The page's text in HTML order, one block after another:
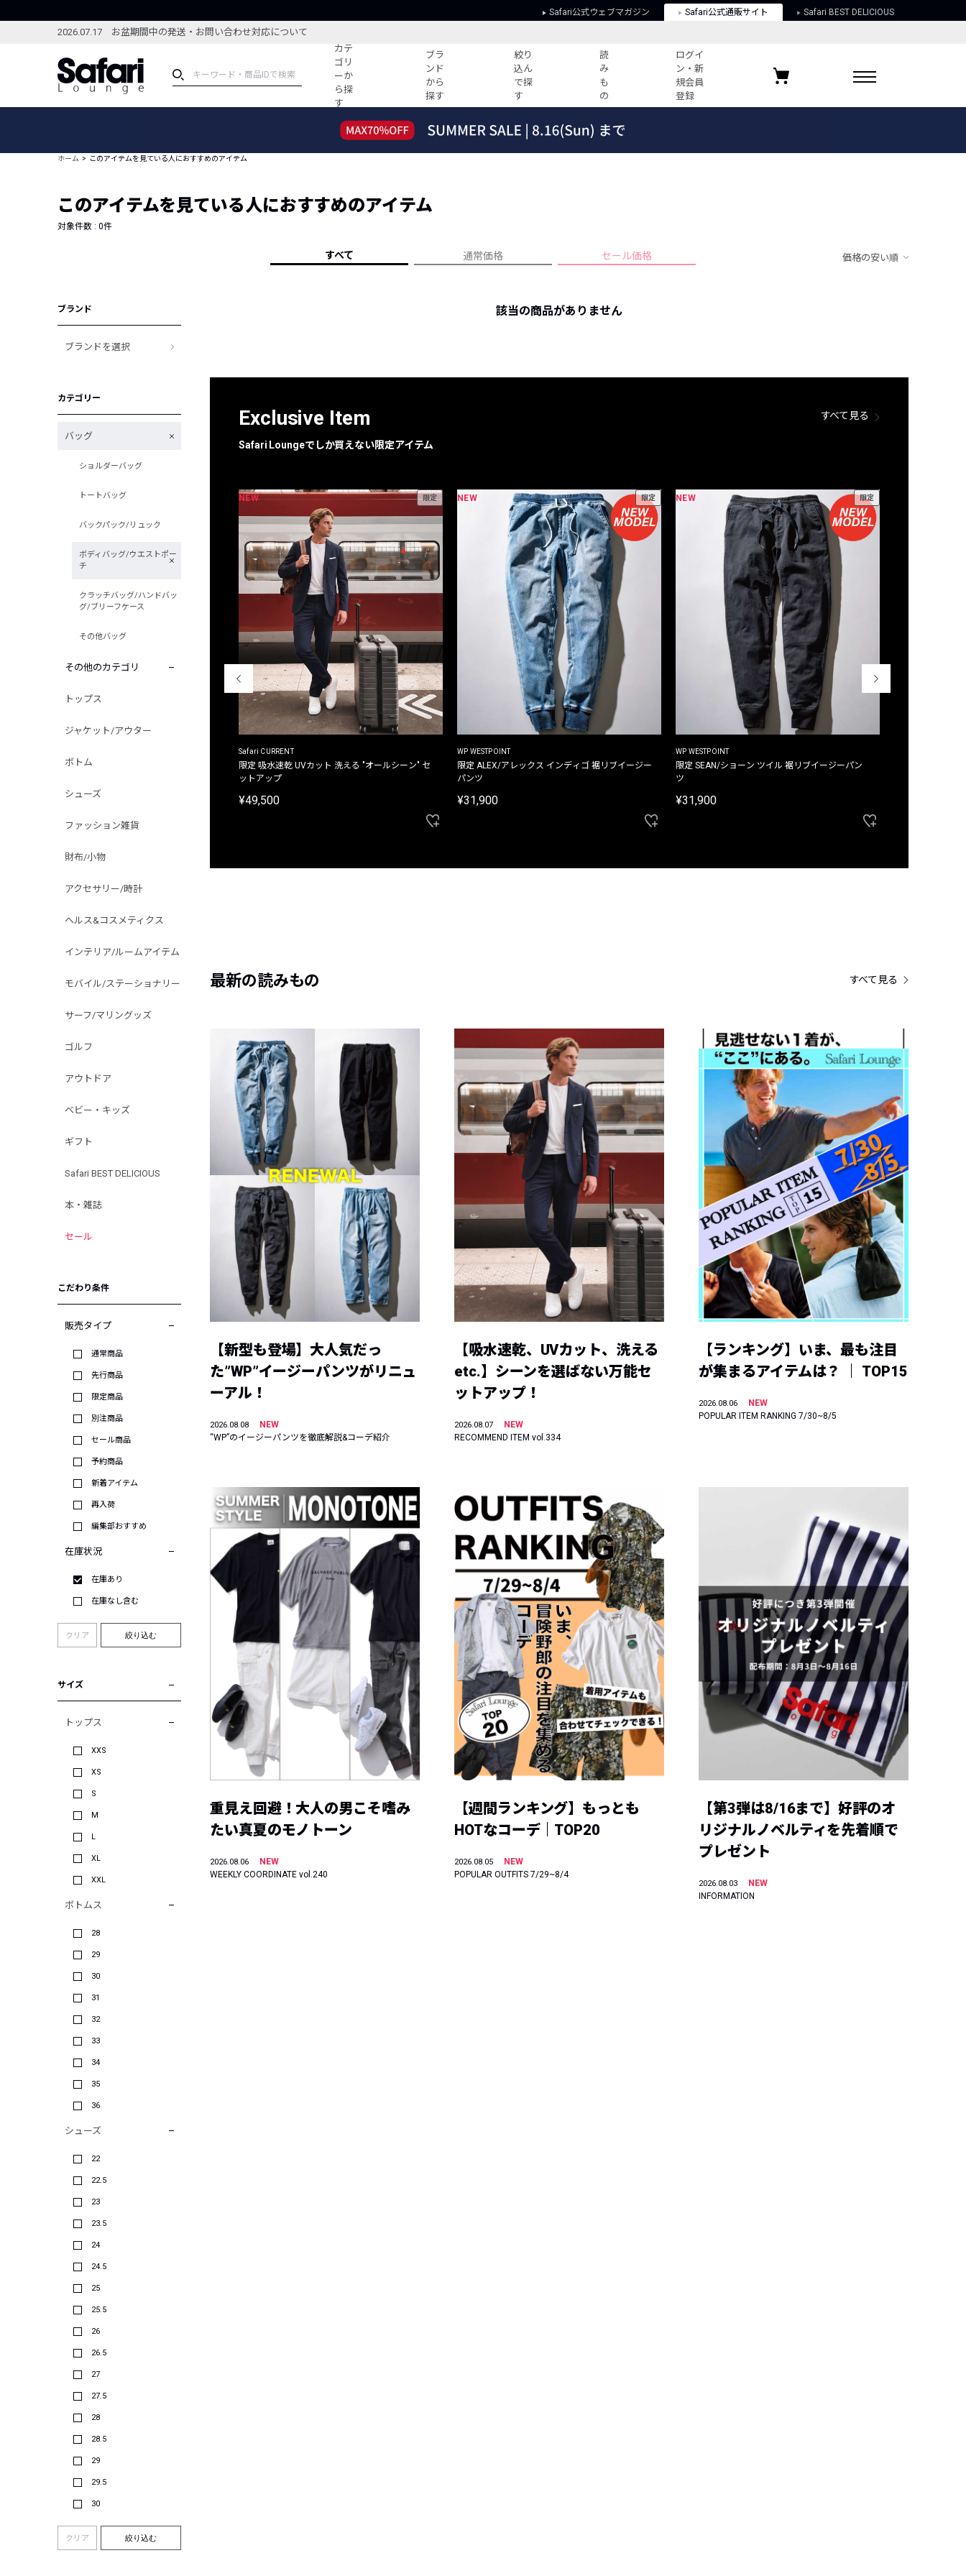
Safari公式ウェブマガジン Safari公式通販サイト Safari BEST DELICIOUS
2026.07.17 お盆期間中の発送・お問い合わせ対応について
カテ
ゴリ
ーか
ら探
す
ブラ
ンド
から
探す
絞り
込ん
で探
す
読
み
も
の
ログイ
ン・新
規会員
登録
ブランドから探す
新着アイテム
編集部のおすすめアイテム
特集記事
コーディネート
すべての記事
ーデ紹介
人気記事ランキング
フォーカスブランド
プライバシーポリシー
お気に入りブランド
ホーム このアイテムを見ている人におすすめのアイテム
このアイテムを見ている人におすすめのアイテム
対象件数 : 0件
すべて 通常価格 セール価格 価格の安い順
ブランド
ブランドを選択
カテゴリー
バッグ
ショルダーバッグ
トートバッグ
バックパック/リュック
ボディバッグ/ウエストポー
チ
クラッチバッグ/ハンドバッ
グ/ブリーフケース
その他バッグ
その他のカテゴリ
トップス
ジャケット/アウター
ボトム
シューズ
ファッション雑貨
財布/小物
アクセサリー/時計
ヘルス&コスメティクス
インテリア/ルームアイテム
モバイル/ステーショナリー
サーフ/マリングッズ
ゴルフ
アウトドア
ベビー・キッズ
ギフト
Safari BEST DELICIOUS
本・雑誌
セール
こだわり条件
販売タイプ
通常商品
先行商品
限定商品
別注商品
セール商品
予約商品
新着アイテム
再入荷
編集部おすすめ
在庫状況
在庫あり
在庫なし含む
クリア 絞り込む
サイズ
トップス
XXS
XS
S
M
L
XL
XXL
ボトムス
28
29
30
31
32
33
34
35
36
シューズ
22
22.5
23
23.5
24
24.5
25
25.5
26
26.5
27
27.5
28
28.5
29
29.5
30
クリア 絞り込む
該当の商品がありません
Exclusive Item
Safari Loungeでしか買えない限定アイテム
すべて見る
別注限定 フード付き チェックシャツジャケット
NEW 限定
Safari CURRENT
限定 吸水速乾 UVカット 洗える "オールシーン" セ
ットアップ
¥49,500
NEW 限定
WP WESTPOINT
限定 ALEX/アレックス インディゴ 裾リブイージー
パンツ
¥31,900
NEW 限定
WP WESTPOINT
限定 SEAN/ショーン ツイル 裾リブイージーパン
ツ
¥31,900
最新の読みもの すべて見る
【新型も登場】大人気だっ
た”WP”イージーパンツがリニュ
ーアル！
2026.08.08
NEW
“WP”のイージーパンツを徹底解説&コーデ紹介
【吸水速乾、UVカット、洗える
etc.】シーンを選ばない万能セ
ットアップ！
2026.08.07
NEW
RECOMMEND ITEM vol.334
【ランキング】いま、最も注目
が集まるアイテムは？ ｜ TOP15
2026.08.06
NEW
POPULAR ITEM RANKING 7/30~8/5
重見え回避！大人の男こそ嗜み
たい真夏のモノトーン
2026.08.06
NEW
WEEKLY COORDINATE vol.240
【週間ランキング】もっとも
HOTなコーデ｜TOP20
2026.08.05
NEW
POPULAR OUTFITS 7/29~8/4
【第3弾は8/16まで】好評のオ
リジナルノベルティを先着順で
プレゼント
2026.08.03
NEW
INFORMATION